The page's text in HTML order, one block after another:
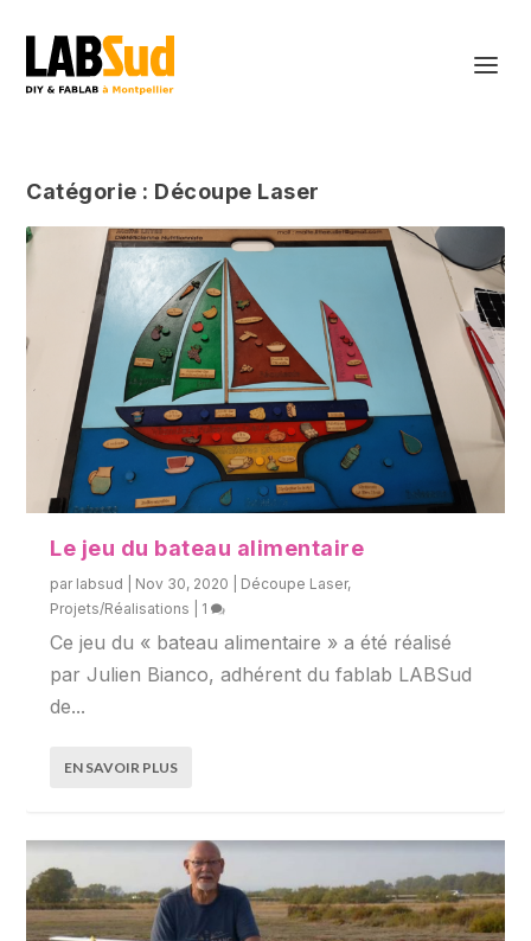
Catégorie : Découpe Laser
Le jeu du bateau alimentaire
par labsud Nov 30, 2020 Découpe Laser,
Projets/Réalisations
1
Ce jeu du « bateau alimentaire » a été réalisé
par Julien Bianco, adhérent du fablab LABSud
de...
EN SAVOIR PLUS